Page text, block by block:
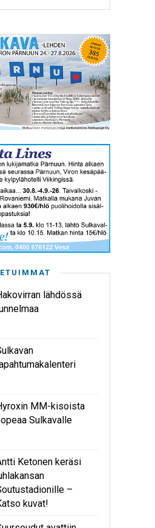
lähdössä
MM-kisoista
Sulkavalle
Ketonen keräsi
–
kuvat!